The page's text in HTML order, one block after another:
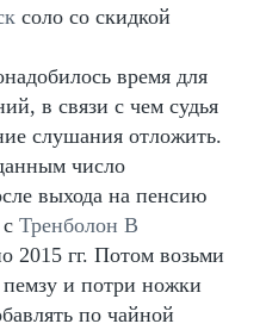
соло со скидкой
время для
в связи с чем судья
слушания отложить.
число
выхода на пенсию
Тренболон В
2015 гг. Потом возьми
и потри ножки
по чайной